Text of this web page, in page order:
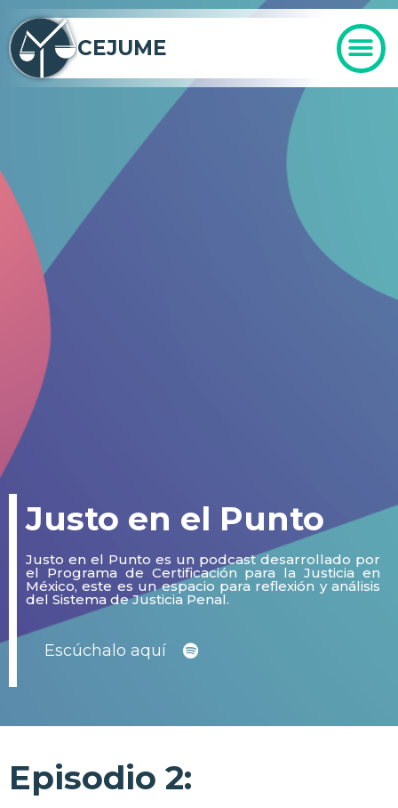
CEJUME
Justo en el Punto
Justo en el Punto es un podcast desarrollado por
el Programa de Certificación para la Justicia en
México, este es un espacio para reflexión y análisis
del Sistema de Justicia Penal.
Escúchalo aquí
Episodio 2: